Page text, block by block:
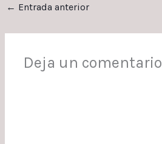
LAVABLE A COLOR
PRESUPUESTO PARA
EXTRA LISO EN LEGANES
← Entrada anterior
Deja un comentario